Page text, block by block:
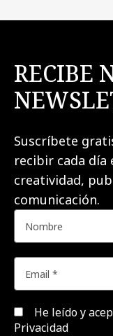
RECIBE
Suscríbete
recibir cada día
creatividad,
comunicación.
He leído y
Privacidad